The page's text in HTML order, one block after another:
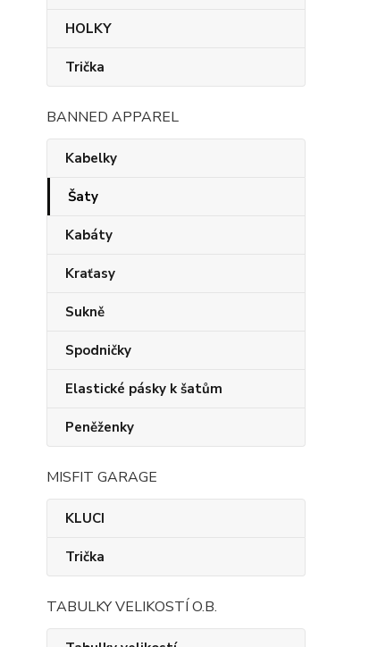
HOLKY
Trička
BANNED APPAREL
Kabelky
Šaty
Kabáty
Kraťasy
Sukně
Spodničky
Elastické pásky k šatům
Peněženky
MISFIT GARAGE
KLUCI
Trička
TABULKY VELIKOSTÍ O.B.